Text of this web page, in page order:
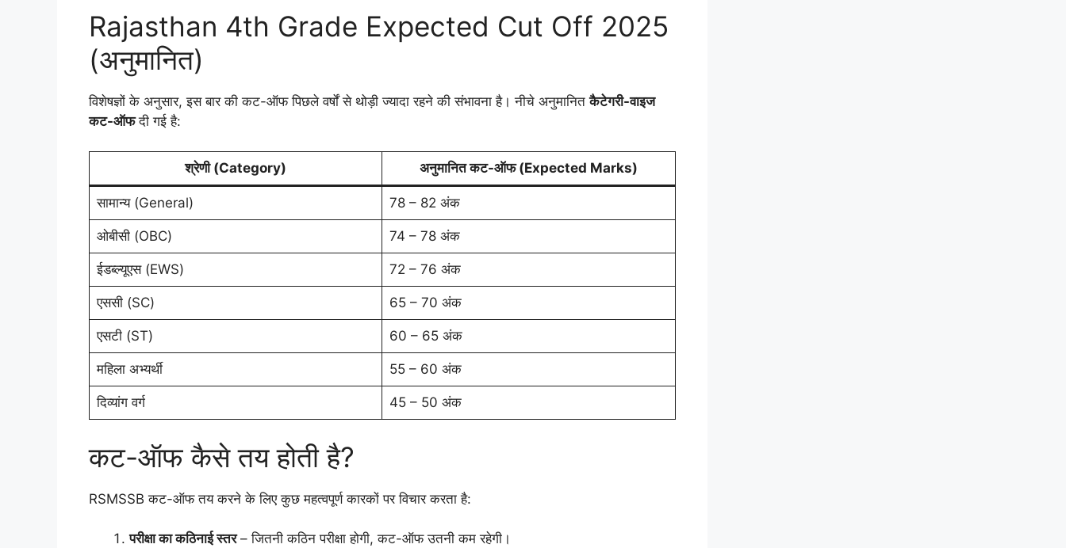
Rajasthan 4th Grade Expected Cut Off 2025
(अनुमानित)
विशेषज्ञों के अनुसार, इस बार की कट-ऑफ पिछले वर्षों से थोड़ी ज्यादा रहने की संभावना है। नीचे अनुमानितकैटेगरी-वाइज
कट-ऑफदी गई है:
श्रेणी (Category) अनुमानित कट-ऑफ (Expected Marks)
सामान्य (General) 78 – 82 अंक
ओबीसी (OBC) 74 – 78 अंक
ईडब्ल्यूएस (EWS) 72 – 76 अंक
एससी (SC) 65 – 70 अंक
एसटी (ST) 60 – 65 अंक
महिला अभ्यर्थी 55 – 60 अंक
दिव्यांग वर्ग 45 – 50 अंक
कट-ऑफ कैसे तय होती है?
RSMSSB कट-ऑफ तय करने के लिए कुछ महत्वपूर्ण कारकों पर विचार करता है:
परीक्षा का कठिनाई स्तर– जितनी कठिन परीक्षा होगी, कट-ऑफ उतनी कम रहेगी।